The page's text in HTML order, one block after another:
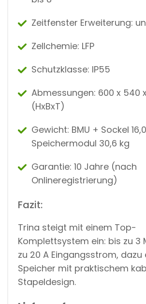
Zeitfenster Erweiterung:
Zellchemie: LFP
Schutzklasse: IP55
Abmessungen: 600 x 540
(HxBxT)
Gewicht: BMU + Sockel
Speichermodul 30,6 kg
Garantie: 10 Jahre (nach
Onlineregistrierung)
Fazit:
Trina steigt mit einem Top-
Komplettsystem ein: bis zu 3
zu 20 A Eingangsstrom, dazu
Speicher mit praktischem
Stapeldesign.